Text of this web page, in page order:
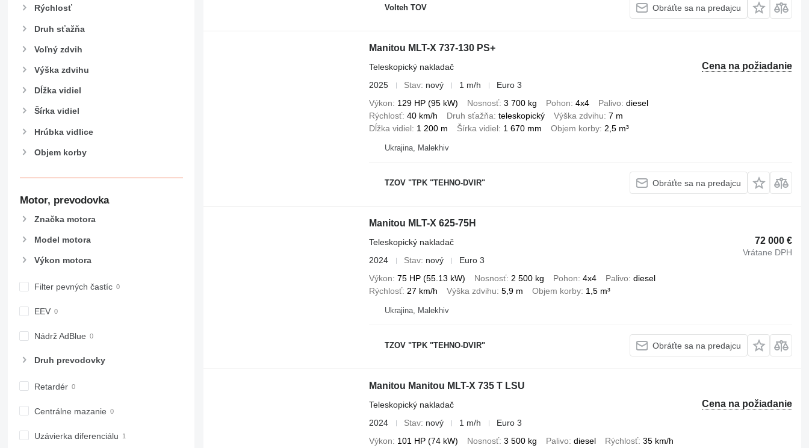
Rýchlosť
Druh sťažňa
Voľný zdvih
Výška zdvihu
Dĺžka vidiel
Šírka vidiel
Hrúbka vidlice
Objem korby
Motor, prevodovka
Značka motora
Model motora
Výkon motora
Filter pevných častíc
EEV
Nádrž AdBlue
Druh prevodovky
Retardér
Centrálne mazanie
Uzávierka diferenciálu
Volteh TOV Obráťte sa na predajcu
Manitou MLT-X 737-130 PS+
Cena na požiadanie
Teleskopický nakladač
2025
Stav nový 1 m/h
Euro 3
Výkon
129 HP (95 kW) Nosnosť 3 700 kg Pohon 4x4 Palivo diesel
Rýchlosť 40 km/h Druh sťažňa teleskopický Výška zdvihu 7 m
Dĺžka vidiel 1 200 m Šírka vidiel 1 670 mm Objem korby 2,5 m³
Ukrajina, Malekhiv
TZOV "TPK "TEHNO-DVIR" Obráťte sa na predajcu
Manitou MLT-X 625-75H
72 000 €
Vrátane DPH
Teleskopický nakladač
2024
Stav nový
Euro 3
Výkon 75 HP (55.13 kW) Nosnosť 2 500 kg Pohon 4x4 Palivo diesel
Rýchlosť 27 km/h Výška zdvihu 5,9 m Objem korby 1,5 m³
Ukrajina, Malekhiv
TZOV "TPK "TEHNO-DVIR" Obráťte sa na predajcu
Manitou Manitou MLT-X 735 T LSU
Cena na požiadanie
Teleskopický nakladač
2024
Stav nový 1 m/h
Euro 3
Výkon
101 HP (74 kW) Nosnosť 3 500 kg Palivo diesel Rýchlosť 35 km/h